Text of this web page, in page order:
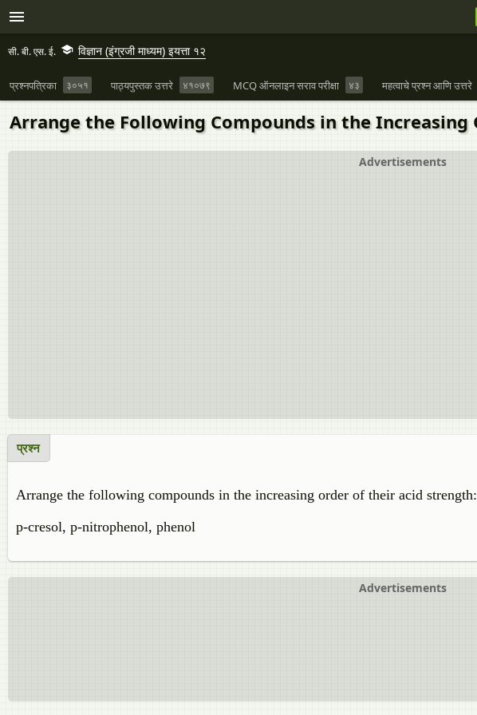
सी. बी. एस. ई. विज्ञान (इंग्रजी माध्यम) इयत्ता १२
प्रश्नपत्रिका ३०५१ पाठ्यपुस्तक उत्तरे ४१०७९ MCQ ऑनलाइन सराव परीक्षा ४३ महत्वाचे प्रश्न आणि उत्तरे
Arrange the Following Compounds in the
Advertisements
प्रश्न
Arrange the following compounds in the increasing order of their acid strength:
p-cresol, p-nitrophenol, phenol
Advertisements